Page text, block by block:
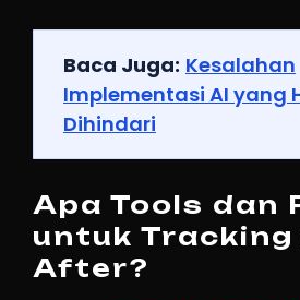
Baca Juga: Kesalahan
Implementasi AI yang
Dihindari
Apa Tools dan
untuk Tracking
After?